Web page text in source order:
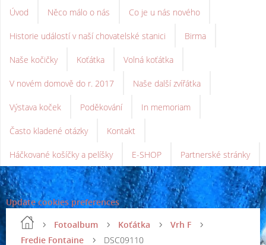
Úvod Něco málo o nás Co je u nás nového
Historie událostí v naší chovatelské stanici Birma
Naše kočičky Koťátka Volná koťátka
V novém domově do r. 2017 Naše další zvířátka
Výstava koček Poděkování In memoriam
Často kladené otázky Kontakt
Háčkované košíčky a pelíšky E-SHOP Partnerské stránky
Update cookies preferences
Fotoalbum
Koťátka
Vrh F
Fredie Fontaine
DSC09110